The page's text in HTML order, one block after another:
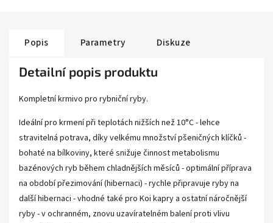
Popis Parametry Diskuze
Detailní popis produktu
Kompletní krmivo pro rybniční ryby.
Ideální pro krmení při teplotách nižších než 10°C - lehce
stravitelná potrava, díky velkému množství pšeničných klíčků -
bohaté na bílkoviny, které snižuje činnost metabolismu
bazénových ryb během chladnějších měsíců - optimální příprava
na období přezimování (hibernaci) - rychle připravuje ryby na
další hibernaci - vhodné také pro Koi kapry a ostatní náročnější
ryby - v ochranném, znovu uzavíratelném balení proti vlivu